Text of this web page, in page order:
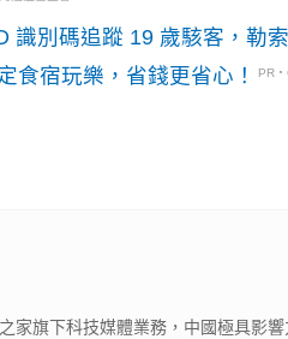
識別碼追蹤 19 歲駭客，勒
食宿玩樂，省錢更省心！
PR
家旗下科技媒體業務，中國極具影